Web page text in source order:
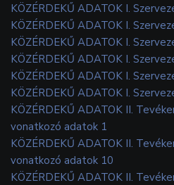
KÖZÉRDEKŰ ADATOK I.
KÖZÉRDEKŰ ADATOK I.
KÖZÉRDEKŰ ADATOK I.
KÖZÉRDEKŰ ADATOK I.
KÖZÉRDEKŰ ADATOK I.
KÖZÉRDEKŰ ADATOK I.
KÖZÉRDEKŰ ADATOK II.
vonatkozó adatok 1
KÖZÉRDEKŰ ADATOK II.
vonatkozó adatok 10
KÖZÉRDEKŰ ADATOK II.